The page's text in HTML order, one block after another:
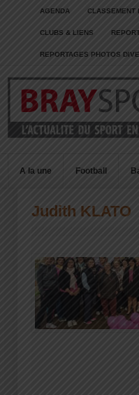
AGENDA CLASSEMENT
CLUBS & LIENS
REPORTAGES PHOTOS
A la une Football
Judith KLATO